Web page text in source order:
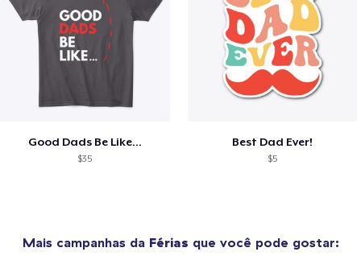
Good Dads Be Like...
$35
Best Dad Ever!
$5
Mais campanhas da Férias que você pode gostar: